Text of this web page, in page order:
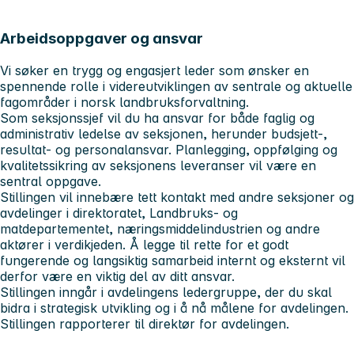
Arbeidsoppgaver og ansvar
Vi søker en trygg og engasjert leder som ønsker en
spennende rolle i videreutviklingen av sentrale og aktuelle
fagområder i norsk landbruksforvaltning.
Som seksjonssjef vil du ha ansvar for både faglig og
administrativ ledelse av seksjonen, herunder budsjett-,
resultat- og personalansvar. Planlegging, oppfølging og
kvalitetssikring av seksjonens leveranser vil være en
sentral oppgave.
Stillingen vil innebære tett kontakt med andre seksjoner og
avdelinger i direktoratet, Landbruks- og
matdepartementet, næringsmiddelindustrien og andre
aktører i verdikjeden. Å legge til rette for et godt
fungerende og langsiktig samarbeid internt og eksternt vil
derfor være en viktig del av ditt ansvar.
Stillingen inngår i avdelingens ledergruppe, der du skal
bidra i strategisk utvikling og i å nå målene for avdelingen.
Stillingen rapporterer til direktør for avdelingen.